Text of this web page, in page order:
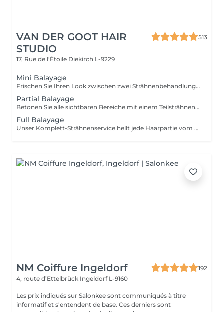
VAN DER GOOT HAIR
STUDIO
513
17, Rue de l'Étoile Diekirch L-9229
Mini Balayage
Frischen Sie Ihren Look zwischen zwei Strähnenbehandlungen auf – mit einem sanften Face-Framing, das Ihr Gesicht zum Strahlen bringt. Ideal für besondere Anlässe oder wenn Sie Ihrem Haar mehr Leuchtkraft verleihen möchten, ohne eine komplette Strähnenbehandlung zu buchen. Glossing und Tönung sind inklusive und sorgen für ein strahlendes, harmonisches Ergebnis.
Partial Balayage
Betonen Sie alle sichtbaren Bereiche mit einem Teilsträhnen-Service: Nacken, Gesichtskonturen und der gesamte Oberkopf. Ideal für einen Termin im Bereich halber Kopf oder Oberkopf. Tip-Outs, Balayage, Glossing und Tönung sind inklusive für ein leuchtendes und perfekt harmonisches Farbergebnis.
Full Balayage
Unser Komplett-Strähnenservice hellt jede Haarpartie vom Ansatz bis in die Spitzen auf, von innen nach außen – inklusive präziser Arbeit im Nackenbereich und rund um das Gesicht. Ideal für eine Aufhellung von etwa ¾ bis zum gesamten Kopf. Tip-Outs, Balayage, Glossing und Tönung sind inklusive für ein brillantes und perfekt harmonisches Farbergebnis.
NM Coiffure Ingeldorf
192
4, route d’Ettelbrück Ingeldorf L-9160
Les prix indiqués sur Salonkee sont communiqués à titre
informatif et s'entendent de base. Ces derniers sont